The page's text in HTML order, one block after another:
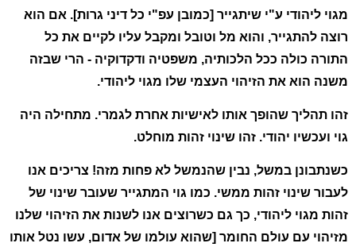
מגוי ליהודי ע"י שיתגייר [כמובן עפ"י כל דיני גרות]. אם הוא
רוצה להתגייר, והוא מל וטובל ומקבל עליו לקיים את כל
התורה כולה ככל הלכותיה, משפטיה ודקדוקיה - הרי שבזה
משנה הוא את הזיהוי העצמי שלו מגוי ליהודי.
זהו תהליך שהופך אותו לאישיות אחרת לגמרי. מתחילה היה
גוי ועכשיו יהודי. זהו שינוי זהות מוחלט.
כשנתבונן במשל, נבין שהנמשל לא פחות מזה! צריכים אנו
לעבור שינוי זהות ממשי. כמו גוי המתגייר שעובר שינוי של
זהות מגוי ליהודי, כך גם כשרוצים אנו לשנות את הזיהוי שלנו
מזיהוי עם עולם החומר [שהוא עולמו של אדום, עשו נטל אותו